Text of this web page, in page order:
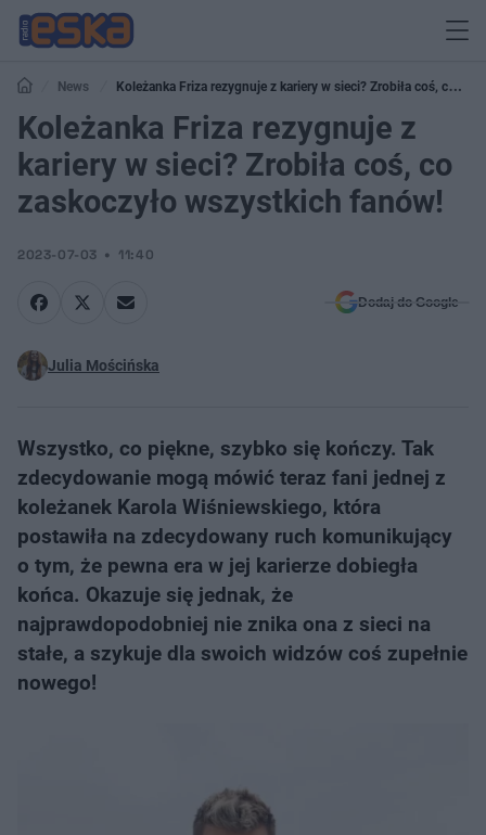
News
Koleżanka Friza rezygnuje z kariery w sieci? Zrobiła coś, co
zaskoczyło wszystkich fanów!
Koleżanka Friza rezygnuje z
kariery w sieci? Zrobiła coś, co
zaskoczyło wszystkich fanów!
2023-07-03 11:40
Dodaj do Google
Julia Mościńska
Wszystko, co piękne, szybko się kończy. Tak
zdecydowanie mogą mówić teraz fani jednej z
koleżanek Karola Wiśniewskiego, która
postawiła na zdecydowany ruch komunikujący
o tym, że pewna era w jej karierze dobiegła
końca. Okazuje się jednak, że
najprawdopodobniej nie znika ona z sieci na
stałe, a szykuje dla swoich widzów coś zupełnie
nowego!